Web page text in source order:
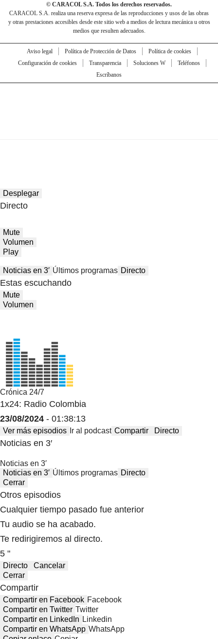
© CARACOL S.A. Todos los derechos reservados.
CARACOL S.A. realiza una reserva expresa de las reproducciones y usos de las obras
y otras prestaciones accesibles desde este sitio web a medios de lectura mecánica u otros
medios que resulten adecuados.
Aviso legal Política de Protección de Datos
Política de cookies
Configuración de cookies
Transparencia Soluciones W
Teléfonos
Escríbanos
Desplegar
Directo
Mute
Volumen
Play
Noticias en 3′ Últimos programas Directo
Estas escuchando
Mute
Volumen
Crónica 24/7
1x24: Radio Colombia
23/08/2024 - 01:38:13
Ver más episodios Ir al podcast Compartir Directo
Noticias en 3′
Noticias en 3′
Noticias en 3′ Últimos programas Directo
Cerrar
Otros episodios
Cualquier tiempo pasado fue anterior
Tu audio se ha acabado.
Te redirigiremos al directo.
5 "
Directo
Cancelar
Cerrar
Compartir
Compartir en Facebook Facebook
Compartir en Twitter Twitter
Compartir en LinkedIn Linkedin
Compartir en WhatsApp WhatsApp